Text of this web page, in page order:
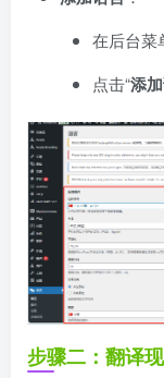
在后台菜
点击“添
步骤二：翻译